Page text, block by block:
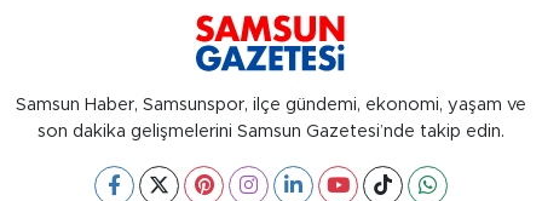
Samsun Haber, Samsunspor, ilçe gündemi, ekonomi, yaşam ve
son dakika gelişmelerini Samsun Gazetesi’nde takip edin.